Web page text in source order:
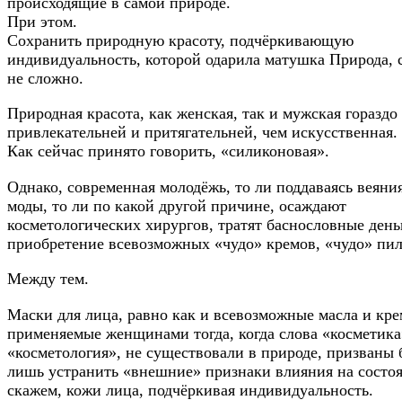
При этом.
Сохранить природную красоту, подчёркивающую
индивидуальность, которой одарила матушка Природа,
не сложно.
Природная красота, как женская, так и мужская гораздо
привлекательней и притягательней, чем искусственная.
Как сейчас принято говорить, «силиконовая».
Однако, современная молодёжь, то ли поддаваясь
моды, то ли по какой другой причине, осаждают
косметологических хирургов, тратят баснословные
приобретение всевозможных «чудо» кремов, «чудо»
Между тем.
Маски для лица, равно как и всевозможные масла и
применяемые женщинами тогда, когда слова
«косметология», не существовали в природе, призваны
лишь устранить «внешние» признаки влияния на
скажем, кожи лица, подчёркивая индивидуальность.